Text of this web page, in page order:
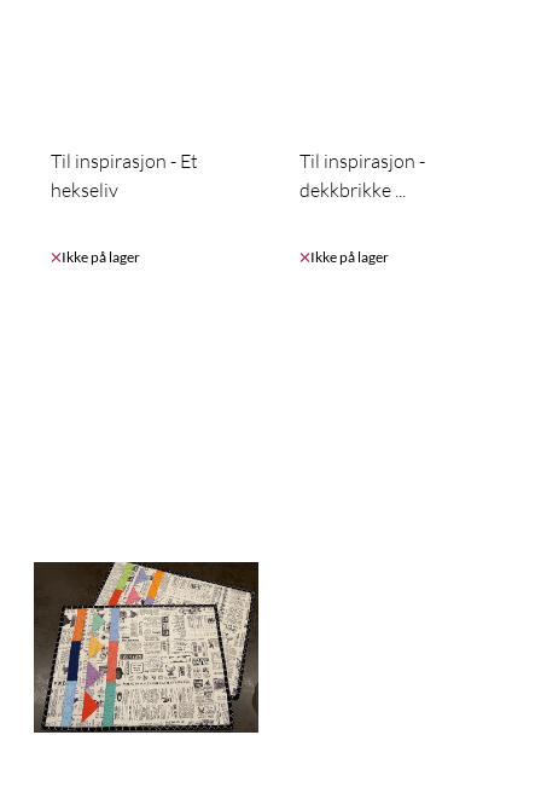
Til inspirasjon - Et
hekseliv
Ikke på lager
Til inspirasjon -
dekkbrikke ...
Ikke på lager